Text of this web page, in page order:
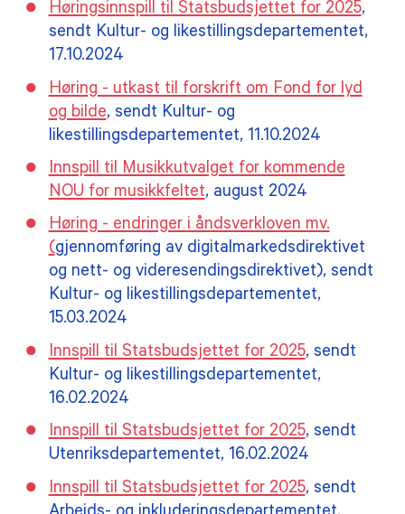
Høringsinnspill til Statsbudsjettet for 2025,
sendt Kultur- og likestillingsdepartementet,
17.10.2024
Høring - utkast til forskrift om Fond for lyd
og bilde, sendt Kultur- og
likestillingsdepartementet, 11.10.2024
Innspill til Musikkutvalget for kommende
NOU for musikkfeltet, august 2024
Høring - endringer i åndsverkloven mv.
(gjennomføring av digitalmarkedsdirektivet
og nett- og videresendingsdirektivet), sendt
Kultur- og likestillingsdepartementet,
15.03.2024
Innspill til Statsbudsjettet for 2025, sendt
Kultur- og likestillingsdepartementet,
16.02.2024
Innspill til Statsbudsjettet for 2025, sendt
Utenriksdepartementet, 16.02.2024
Innspill til Statsbudsjettet for 2025, sendt